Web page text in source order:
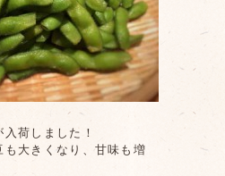
荷しました！
も大きくなり、甘味も増